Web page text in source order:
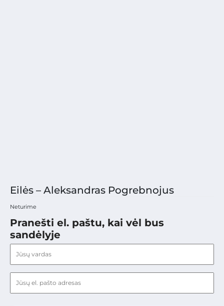
Eilės – Aleksandras Pogrebnojus
Neturime
Pranešti el. paštu, kai vėl bus
sandėlyje